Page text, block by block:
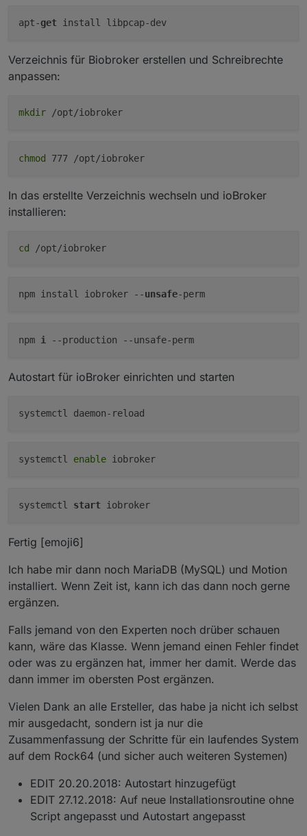
apt-get
Verzeichnis für Biobroker erstellen und Schreibrechte
anpassen:
mkdir /opt/iobroker
chmod 777 /opt/iobroker
In das erstellte Verzeichnis wechseln und ioBroker
installieren:
cd /opt/iobroker
npm install iobroker --unsafe
npm i --production --unsafe-perm
Autostart für ioBroker einrichten und starten
systemctl enable iobroker
systemctl start iobroker
Fertig [emoji6]
Ich habe mir dann noch MariaDB (MySQL) und Motion
installiert. Wenn Zeit ist, kann ich das dann noch gerne
ergänzen.
Falls jemand von den Experten noch drüber schauen
kann, wäre das Klasse. Wenn jemand einen Fehler findet
oder was zu ergänzen hat, immer her damit. Werde das
dann immer im obersten Post ergänzen.
Vielen Dank an alle Ersteller, das habe ja nicht ich selbst
mir ausgedacht, sondern ist ja nur die
Zusammenfassung der Schritte für ein laufendes System
auf dem Rock64 (und sicher auch weiteren Systemen)
EDIT 20.20.2018: Autostart hinzugefügt
EDIT 27.12.2018: Auf neue Installationsroutine ohne
Script angepasst und Autostart angepasst